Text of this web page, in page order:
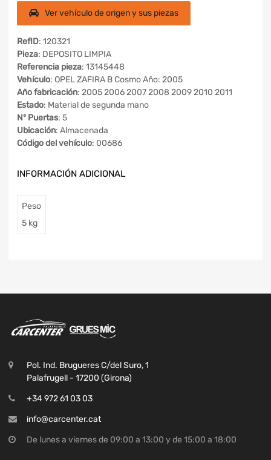
Ver vehículo de origen y sus piezas
RefID: 120321
Pieza: DEPOSITO LIMPIA
Referencia pieza: 13145448
Vehículo: OPEL ZAFIRA B Cosmo Año: 2005
Año fabricación: 2005 2006 2007 2008 2009 2010 2011
Estado: Material de segunda mano
Nº Puertas: 5
Ubicación: Almacenada
Código del vehículo: 00686
INFORMACIÓN ADICIONAL
Peso
5 kg
Pol. Ind. Brugueres C/del Suro, 1
Palafrugell - 17200 (Girona)
+34 972 61 03 03
info@carcenter.cat
De lunes a viernes de 09:00 a 13:00 y de 15:00 a 18:00